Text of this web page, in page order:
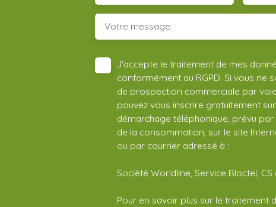
Votre message
J'accepte le traitement de mes
conformément au RGPD. Si vous ne
de prospection commerciale par
pouvez vous inscrire gratuitement
démarchage téléphonique, prévu par
de la consommation, sur le site
ou par courrier adressé à :
Société Worldline, Service Bloctel, CS
Pour en savoir plus sur le traitement